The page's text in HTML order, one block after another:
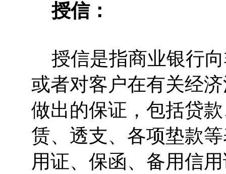
授信：
授信是指商业银行
或者对客户在有关经
做出的保证，包括贷
赁、透支、各项垫款
用证、保函、备用信